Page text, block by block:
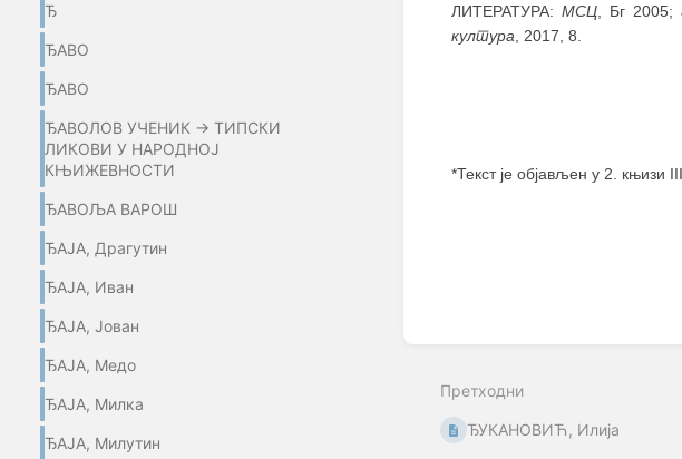
Ђ
ЂАВО
ЂАВО
ЂАВОЛОВ УЧЕНИК → ТИПСКИ
ЛИКОВИ У НАРОДНОЈ
КЊИЖЕВНОСТИ
ЂАВОЉА ВАРОШ
ЂАЈА, Драгутин
ЂАЈА, Иван
ЂАЈА, Јован
ЂАЈА, Медо
ЂАЈА, Милка
ЂАЈА, Милутин
ЛИТЕРАТУРА: МСЦ, Бг 2005;
култура , 2017, 8.
*Текст је објављен у 2. књизи
Претходни
ЂУКАНОВИЋ, Илија